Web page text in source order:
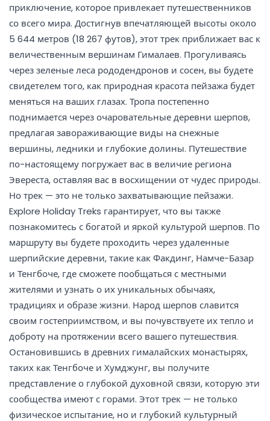
приключение, которое привлекает путешественников
со всего мира. Достигнув впечатляющей высоты около
5 644 метров (18 267 футов), этот трек приближает вас к
величественным вершинам Гималаев. Прогуливаясь
через зеленые леса рододендронов и сосен, вы будете
свидетелем того, как природная красота пейзажа будет
меняться на ваших глазах. Тропа постепенно
поднимается через очаровательные деревни шерпов,
предлагая завораживающие виды на снежные
вершины, ледники и глубокие долины. Путешествие
по-настоящему погружает вас в величие региона
Эвереста, оставляя вас в восхищении от чудес природы.
Но трек — это не только захватывающие пейзажи.
Explore Holiday Treks гарантирует, что вы также
познакомитесь с богатой и яркой культурой шерпов. По
маршруту вы будете проходить через удаленные
шерпийские деревни, такие как Факдинг, Намче-Базар
и Тенгбоче, где сможете пообщаться с местными
жителями и узнать о их уникальных обычаях,
традициях и образе жизни. Народ шерпов славится
своим гостеприимством, и вы почувствуете их тепло и
доброту на протяжении всего вашего путешествия.
Остановившись в древних гималайских монастырях,
таких как Тенгбоче и Хумджунг, вы получите
представление о глубокой духовной связи, которую эти
сообщества имеют с горами. Этот трек — не только
физическое испытание, но и глубокий культурный